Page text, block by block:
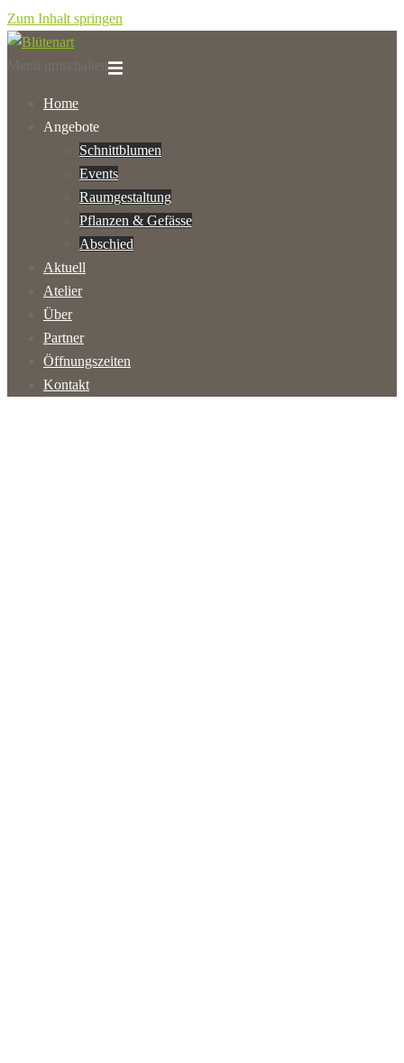
Zum Inhalt springen
Home
Angebote
Schnittblumen
Events
Raumgestaltung
Pflanzen & Gefässe
Abschied
Aktuell
Atelier
Über
Partner
Öffnungszeiten
Kontakt